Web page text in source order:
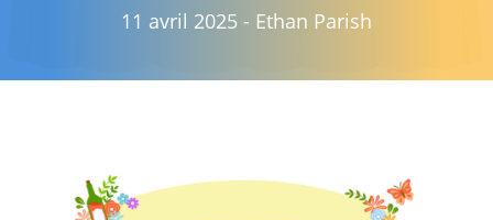
11 avril 2025 - Ethan Parish